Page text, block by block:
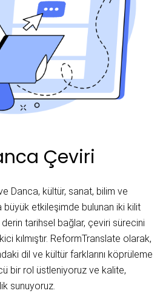
Çeviri
Danca, kültür, sanat, bilim ve
etkileşimde bulunan iki kilit
derin tarihsel bağlar, çeviri sürecini
kılmıştır. ReformTranslate olarak,
dil ve kültür farklarını köprüleme
bir rol üstleniyoruz ve kalite,
sunuyoruz.